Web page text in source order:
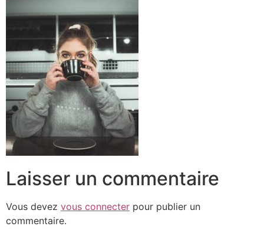
Laisser un commentaire
Vous devez vous connecter pour publier un
commentaire.